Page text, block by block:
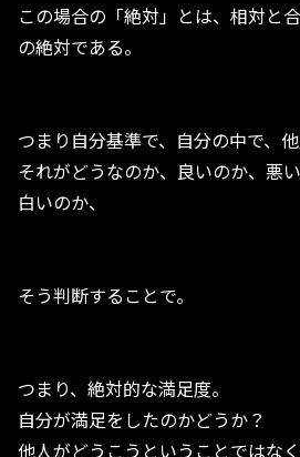
この場合の「絶対」とは、相対と
の絶対である。
つまり自分基準で、自分の中で、
それがどうなのか、良いのか、悪
白いのか、
そう判断することで。
つまり、絶対的な満足度。
自分が満足をしたのかどうか？
他人がどうこうということではなく